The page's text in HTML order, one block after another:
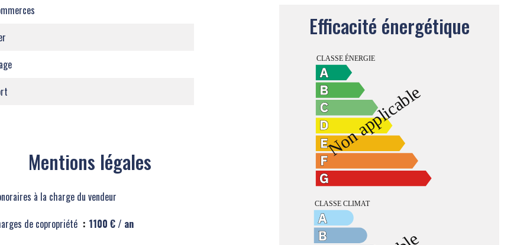
Mentions légales
à la charge du vendeur
de copropriété
1100 € / an
Efficacité énergétique